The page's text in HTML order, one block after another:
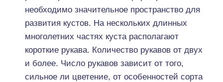
необходимо значительное пространство для
развития кустов. На нескольких длинных
многолетних частях куста располагают
короткие рукава. Количество рукавов от двух
и более. Число рукавов зависит от того,
сильное ли цветение, от особенностей сорта